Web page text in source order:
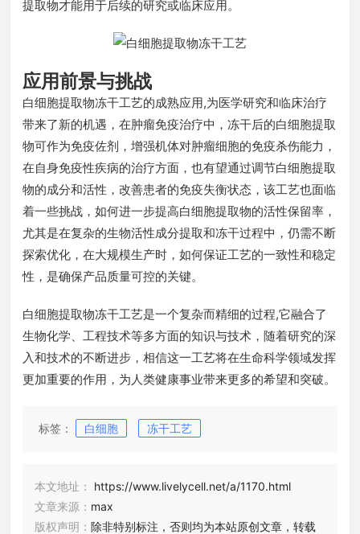
提取物才能用于后续的研究或临床应用。
应用前景与挑战
白细胞提取物冻干工艺的成熟应用,为医学研究和临床治疗
带来了新的机遇，在肿瘤免疫治疗中，冻干后的白细胞提取
物可作为免疫佐剂，增强机体对肿瘤细胞的免疫杀伤能力，
在自身免疫性疾病的治疗方面，也有望通过调节白细胞提取
物的成分和活性，改善患者的免疫失衡状态，该工艺也面临
着一些挑战，如何进一步提高白细胞提取物的活性保留率，
尤其是在复杂的生物活性成分提取和冻干过程中，仍需不断
探索优化，在大规模生产时，如何保证工艺的一致性和稳定
性，是确保产品质量可控的关键。
白细胞提取物冻干工艺是一个复杂而精细的过程,它融合了
生物化学、工程技术等多方面的知识与技术，随着研究的深
入和技术的不断进步，相信这一工艺将在生命科学领域发挥
更加重要的作用，为人类健康事业带来更多的希望和突破。
标签： 白细胞 冻干工艺
本文地址：
https://www.livelycell.net/a/1170.html
文章来源： max
版权声明： 除非特别标注，否则均为本站原创文章，转载